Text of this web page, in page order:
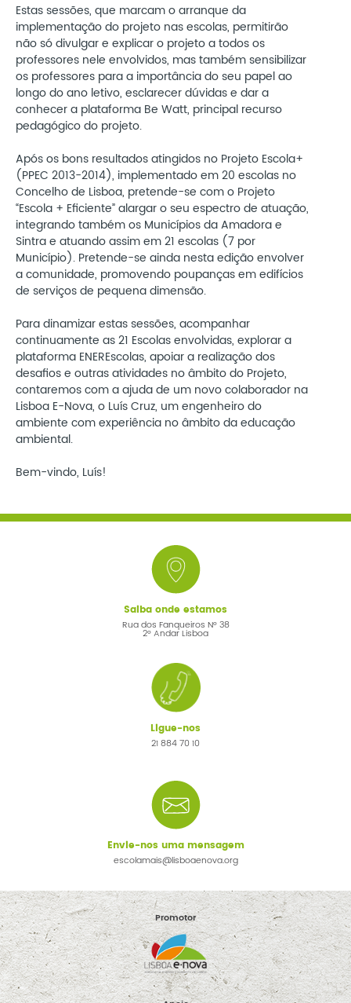
Estas sessões, que marcam o arranque da
implementação do projeto nas escolas, permitirão
não só divulgar e explicar o projeto a todos os
professores nele envolvidos, mas também sensibilizar
os professores para a importância do seu papel ao
longo do ano letivo, esclarecer dúvidas e dar a
conhecer a plataforma Be Watt, principal recurso
pedagógico do projeto.
Após os bons resultados atingidos no Projeto Escola+
(PPEC 2013-2014), implementado em 20 escolas no
Concelho de Lisboa, pretende-se com o Projeto
“Escola + Eficiente” alargar o seu espectro de atuação,
integrando também os Municípios da Amadora e
Sintra e atuando assim em 21 escolas (7 por
Município). Pretende-se ainda nesta edição envolver
a comunidade, promovendo poupanças em edifícios
de serviços de pequena dimensão.
Para dinamizar estas sessões, acompanhar
continuamente as 21 Escolas envolvidas, explorar a
plataforma ENEREscolas, apoiar a realização dos
desafios e outras atividades no âmbito do Projeto,
contaremos com a ajuda de um novo colaborador na
Lisboa E-Nova, o Luís Cruz, um engenheiro do
ambiente com experiência no âmbito da educação
ambiental.
Bem-vindo, Luís!
Saiba onde estamos
Rua dos Fanqueiros Nº 38
2º Andar Lisboa
Ligue-nos
21 884 70 10
Envie-nos uma mensagem
escolamais@lisboaenova.org
Promotor